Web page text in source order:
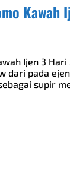
Kawah
Ijen 3
dari pada
supir